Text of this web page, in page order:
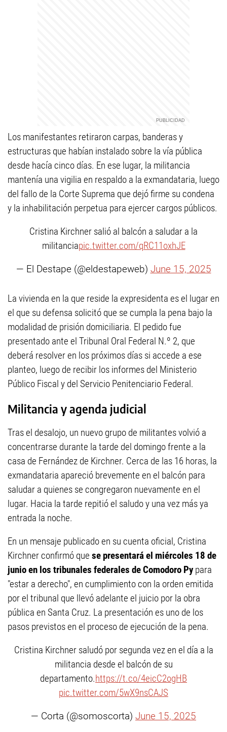
Los manifestantes retiraron carpas, banderas y
estructuras que habían instalado sobre la vía pública
desde hacía cinco días. En ese lugar, la militancia
mantenía una vigilia en respaldo a la exmandataria, luego
del fallo de la Corte Suprema que dejó firme su condena
y la inhabilitación perpetua para ejercer cargos públicos.
Cristina Kirchner salió al balcón a saludar a la
militanciapic.twitter.com/qRC11oxhJE
— El Destape (@eldestapeweb) June 15, 2025
La vivienda en la que reside la expresidenta es el lugar en
el que su defensa solicitó que se cumpla la pena bajo la
modalidad de prisión domiciliaria. El pedido fue
presentado ante el Tribunal Oral Federal N.º 2, que
deberá resolver en los próximos días si accede a ese
planteo, luego de recibir los informes del Ministerio
Público Fiscal y del Servicio Penitenciario Federal.
Militancia y agenda judicial
Tras el desalojo, un nuevo grupo de militantes volvió a
concentrarse durante la tarde del domingo frente a la
casa de Fernández de Kirchner. Cerca de las 16 horas, la
exmandataria apareció brevemente en el balcón para
saludar a quienes se congregaron nuevamente en el
lugar. Hacia la tarde repitió el saludo y una vez más ya
entrada la noche.
En un mensaje publicado en su cuenta oficial, Cristina
Kirchner confirmó que se presentará el miércoles 18 de
junio en los tribunales federales de Comodoro Pypara
"estar a derecho", en cumplimiento con la orden emitida
por el tribunal que llevó adelante el juicio por la obra
pública en Santa Cruz. La presentación es uno de los
pasos previstos en el proceso de ejecución de la pena.
Cristina Kirchner saludó por segunda vez en el día a la
militancia desde el balcón de su
departamento.https://t.co/4eicC2ogHB
pic.twitter.com/5wX9nsCAJS
— Corta (@somoscorta) June 15, 2025